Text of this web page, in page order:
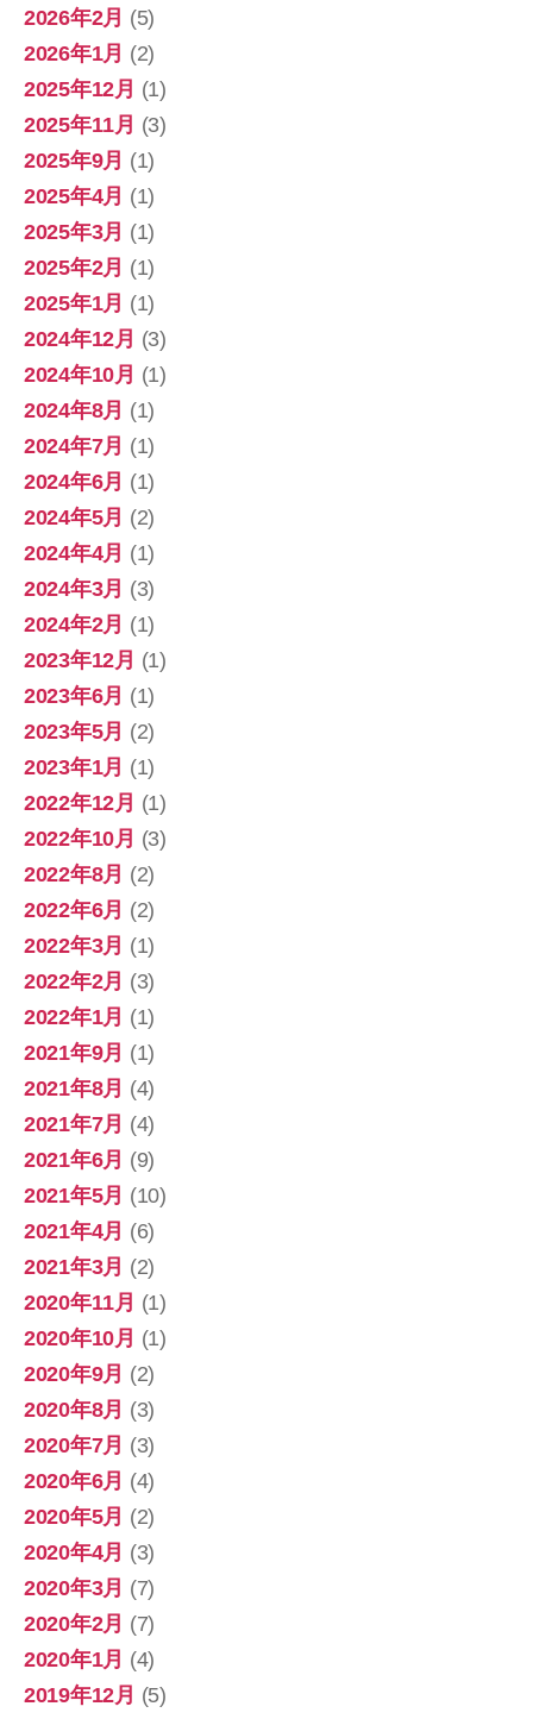
2026年2月 (5)
2026年1月 (2)
2025年12月 (1)
2025年11月 (3)
2025年9月 (1)
2025年4月 (1)
2025年3月 (1)
2025年2月 (1)
2025年1月 (1)
2024年12月 (3)
2024年10月 (1)
2024年8月 (1)
2024年7月 (1)
2024年6月 (1)
2024年5月 (2)
2024年4月 (1)
2024年3月 (3)
2024年2月 (1)
2023年12月 (1)
2023年6月 (1)
2023年5月 (2)
2023年1月 (1)
2022年12月 (1)
2022年10月 (3)
2022年8月 (2)
2022年6月 (2)
2022年3月 (1)
2022年2月 (3)
2022年1月 (1)
2021年9月 (1)
2021年8月 (4)
2021年7月 (4)
2021年6月 (9)
2021年5月 (10)
2021年4月 (6)
2021年3月 (2)
2020年11月 (1)
2020年10月 (1)
2020年9月 (2)
2020年8月 (3)
2020年7月 (3)
2020年6月 (4)
2020年5月 (2)
2020年4月 (3)
2020年3月 (7)
2020年2月 (7)
2020年1月 (4)
2019年12月 (5)